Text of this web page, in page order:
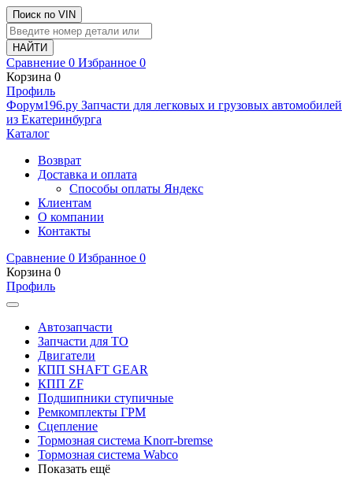
Поиск по VIN
Сравнение 0 Избранное 0
Корзина 0
Профиль
Фoрум196.ру Запчасти для легковых и грузовых автомобилей
из Екатеринбурга
Каталог
Возврат
Доставка и оплата
Способы оплаты Яндекс
Клиентам
О компании
Контакты
Сравнение 0 Избранное 0
Корзина 0
Профиль
Автозапчасти
Запчасти для ТО
Двигатели
КПП SHAFT GEAR
КПП ZF
Подшипники ступичные
Ремкомплекты ГРМ
Сцепление
Тормозная система Knorr-bremse
Тормозная система Wabco
Показать ещё